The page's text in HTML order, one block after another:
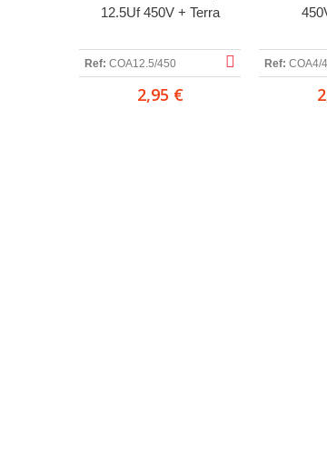
12.5Uf 450V + Terra
Ref: COA12.5/450
2,95 €
Ref: COA4/